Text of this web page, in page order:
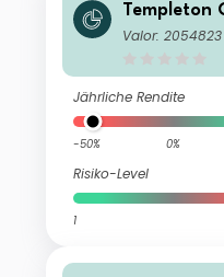
Templeton
c)USD
Valor: 2054823
Jährliche Rendite
-50% 0%
Risiko-Level
1